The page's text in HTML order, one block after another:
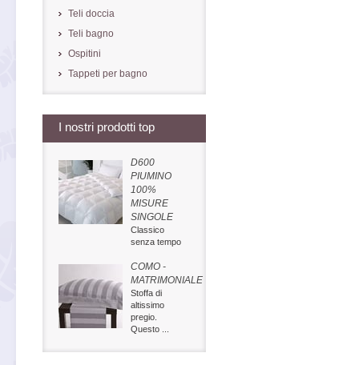
Teli doccia
Teli bagno
Ospitini
Tappeti per bagno
I nostri prodotti top
D600
PIUMINO
100%
MISURE
SINGOLE
Classico
senza tempo
COMO -
MATRIMONIALE
Stoffa di
altissimo
pregio.
Questo ...